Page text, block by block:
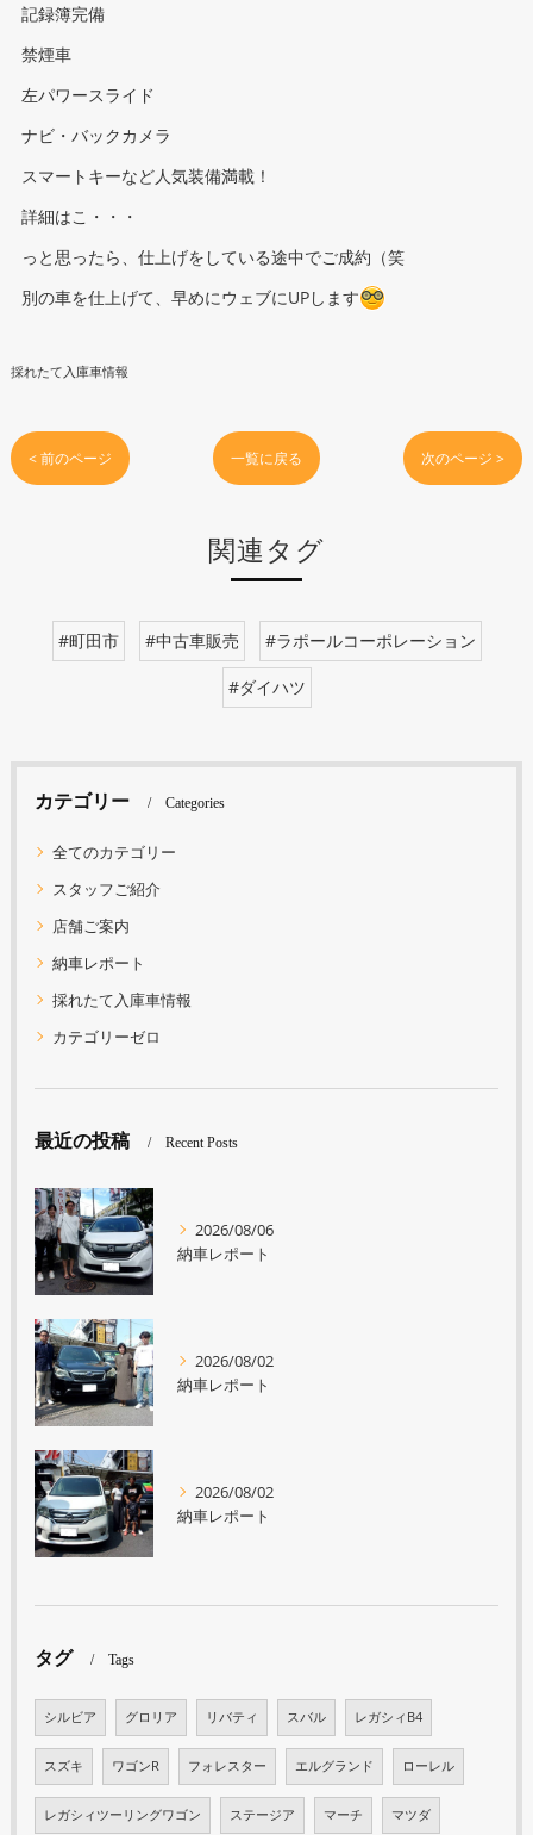
記録簿完備
禁煙車
左パワースライド
ナビ・バックカメラ
スマートキーなど人気装備満載！
詳細はこ・・・
っと思ったら、仕上げをしている途中でご成約（笑
別の車を仕上げて、早めにウェブにUPします
採れたて入庫車情報
< 前のページ 一覧に戻る 次のページ >
関連タグ
#町田市 #中古車販売 #ラポールコーポレーション
#ダイハツ
カテゴリー Categories
全てのカテゴリー
スタッフご紹介
店舗ご案内
納車レポート
採れたて入庫車情報
カテゴリーゼロ
最近の投稿 Recent Posts
2026/08/06
納車レポート
2026/08/02
納車レポート
2026/08/02
納車レポート
タグ Tags
シルビア グロリア リバティ スバル レガシィB4
スズキ ワゴンR フォレスター エルグランド ローレル
レガシィツーリングワゴン ステージア マーチ マツダ